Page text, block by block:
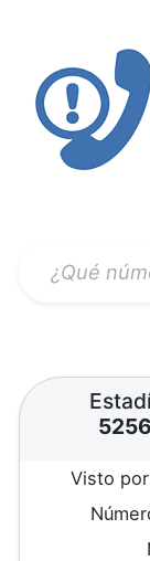
Visto